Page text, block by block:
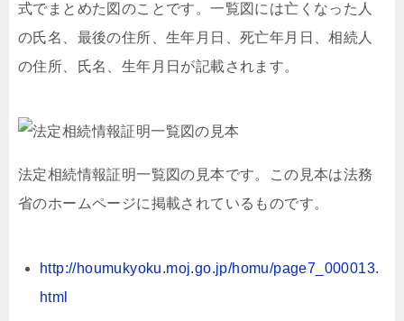
式でまとめた図のことです。一覧図には亡くなった人
の氏名、最後の住所、生年月日、死亡年月日、相続人
の住所、氏名、生年月日が記載されます。
法定相続情報証明一覧図の見本です。この見本は法務
省のホームページに掲載されているものです。
http://houmukyoku.moj.go.jp/homu/page7_000013.
html